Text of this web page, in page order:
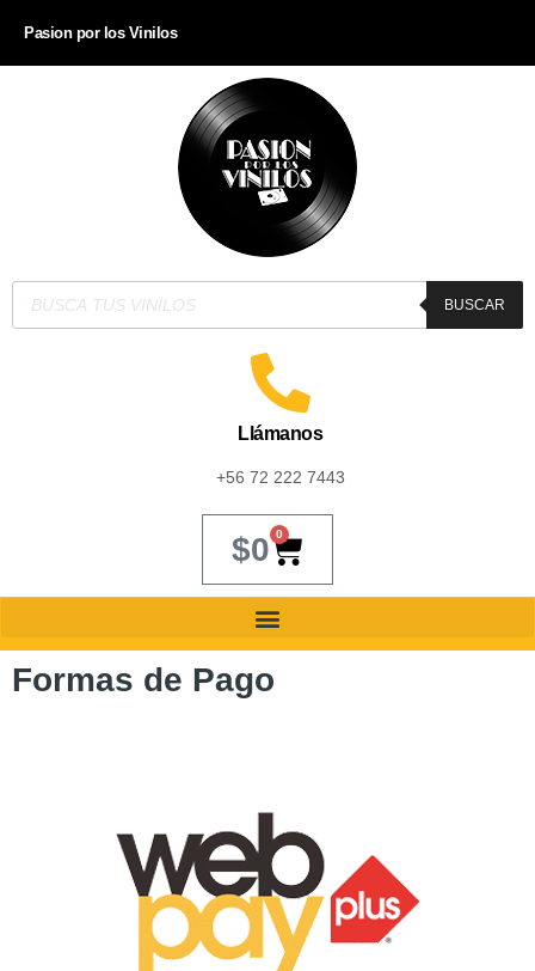
Pasion por los Vinilos
BUSCAR
Llámanos
+56 72 222 7443
$0 0
Formas de Pago